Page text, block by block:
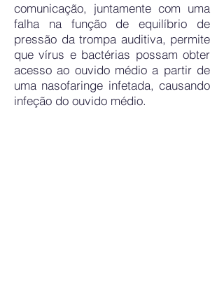
comunicação, juntamente com uma
falha na função de equilíbrio de
pressão da trompa auditiva, permite
que vírus e bactérias possam obter
acesso ao ouvido médio a partir de
uma nasofaringe infetada, causando
infeção do ouvido médio.